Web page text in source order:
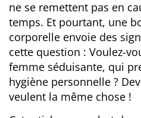
ne se remettent pas en
temps. Et pourtant, une
corporelle envoie des
cette question : Voulez-
femme séduisante, qui
hygiène personnelle ?
veulent la même chose !